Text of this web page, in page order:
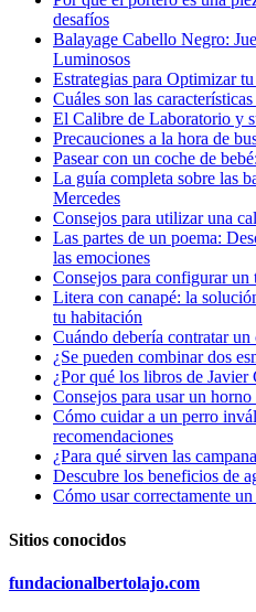
desafíos
Balayage Cabello Negro:
Luminosos
Estrategias para Optimizar
Cuáles son las
El Calibre de Laboratorio y
Precauciones a la hora de
Pasear con un coche de
La guía completa sobre las
Mercedes
Consejos para utilizar una
Las partes de un poema:
las emociones
Consejos para configurar un
Litera con canapé: la
tu habitación
Cuándo debería contratar
¿Se pueden combinar dos
¿Por qué los libros de Javier
Consejos para usar un horno
Cómo cuidar a un perro
recomendaciones
¿Para qué sirven las
Descubre los beneficios de
Cómo usar correctamente
Sitios conocidos
fundacionalbertolajo.com